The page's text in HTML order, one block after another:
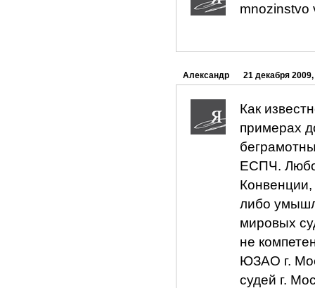
mnozinstvo
Александр 21 декабря
Как
примерах
ЕСПЧ.
либо
мировых
не
ЮЗАО г.
судей г.